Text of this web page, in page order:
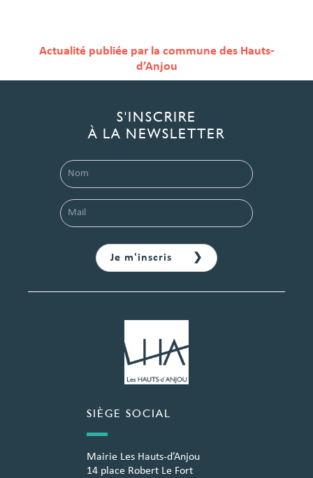
Actualité publiée par la commune des Hauts-
d’Anjou
S'INSCRIRE
À LA NEWSLETTER
SIÈGE SOCIAL
Mairie Les Hauts-d’Anjou
14 place Robert Le Fort